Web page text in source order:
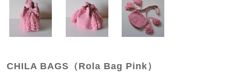
CHILA BAGS（Rola Bag Pink）